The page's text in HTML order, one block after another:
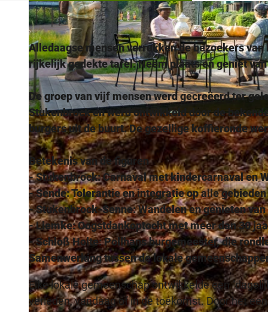
© CC-BY-SA_Teutoburger-Wald_Stadt_Schloss_Holte-Stukenbrock |CC-BY-SA
Alledaagse mensen verrukken de bezoekers
rijkelijk gedekte tafel. Neem plaats en geniet
De groep van vijf mensen werd gecreëerd ter
Stukenbrock en werd ontwikkeld door de
burgers uit de buurt. De gezellige koffieronde
Betekenis van de figuren
- Stukenbrock: Carnaval met kindercarnaval en
- Sende: Tolerantie en integratie op alle
- Stukenbrock-Senne: Wandelen en genieten
- Liemke: Oogstdankoptocht met meer dan 30
- Schloß Holte: Pollhans burgemeester, die
Samenwerking tussen de lokale
Elke lokale gemeenschap ontwikkelde een
verleden, vandaag of in de toekomst. Door het